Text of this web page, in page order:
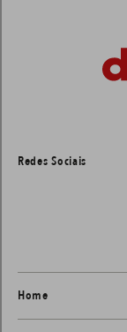
Redes Sociais
Home